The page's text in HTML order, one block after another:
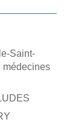
Saint-
médecines